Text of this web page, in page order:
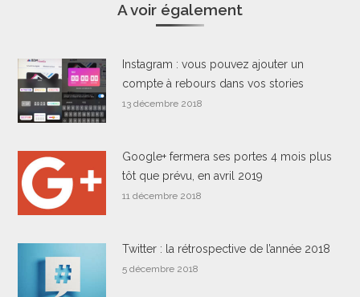
A voir également
Instagram : vous pouvez ajouter un
compte à rebours dans vos stories
13 décembre 2018
Google+ fermera ses portes 4 mois plus
tôt que prévu, en avril 2019
11 décembre 2018
Twitter : la rétrospective de l’année 2018
5 décembre 2018